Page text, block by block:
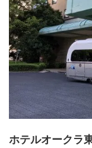
ホテルオークラ